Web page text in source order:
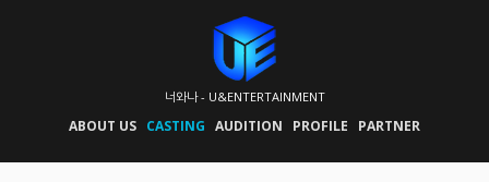
너와나 - U&ENTERTAINMENT
ABOUT US CASTING AUDITION PROFILE PARTNER